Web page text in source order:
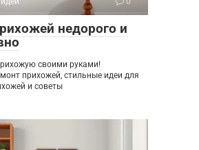
недорого и
своими руками!
прихожей, стильные идеи для
и советы